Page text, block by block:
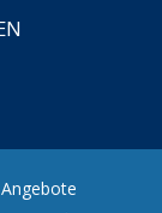
Angebote